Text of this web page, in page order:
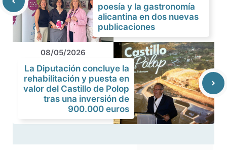
poesía y la gastronomía
alicantina en dos nuevas
publicaciones
08/05/2026
La Diputación concluye la
rehabilitación y puesta en
valor del Castillo de Polop
tras una inversión de
900.000 euros